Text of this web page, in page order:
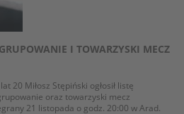
I TOWARZYSKI MECZ
20 Miłosz Stępiński ogłosił listę
oraz towarzyski mecz
21 listopada o godz. 20:00 w Arad.